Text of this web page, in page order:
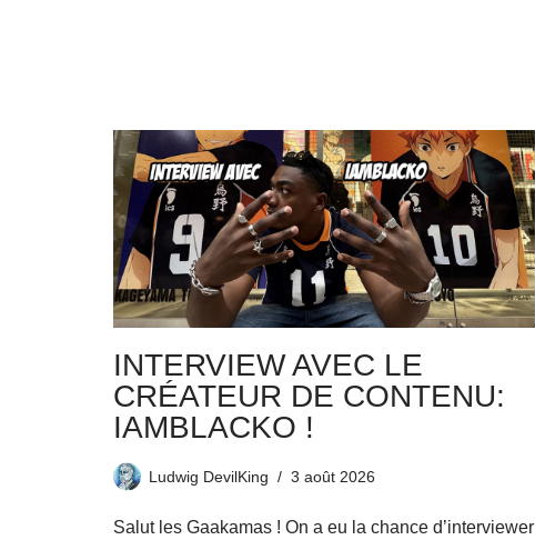
INTERVIEW AVEC LE
CRÉATEUR DE CONTENU:
IAMBLACKO !
Ludwig DevilKing 3 août 2026
Salut les Gaakamas ! On a eu la chance d’interviewer